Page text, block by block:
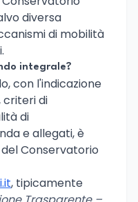
diversa
di mobilità
integrale?
con l'indicazione
criteri di
di
e allegati, è
Conservatorio
, tipicamente